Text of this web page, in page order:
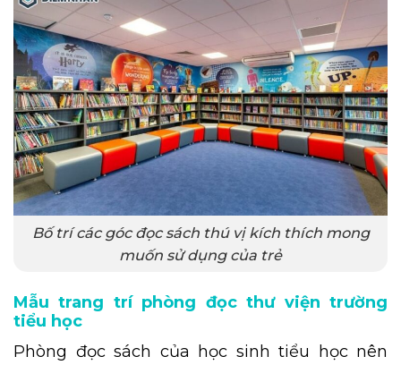
Bố trí các góc đọc sách thú vị kích thích mong
muốn sử dụng của trẻ
Mẫu trang trí phòng đọc thư viện trường
tiểu học
Phòng đọc sách của học sinh tiểu học nên